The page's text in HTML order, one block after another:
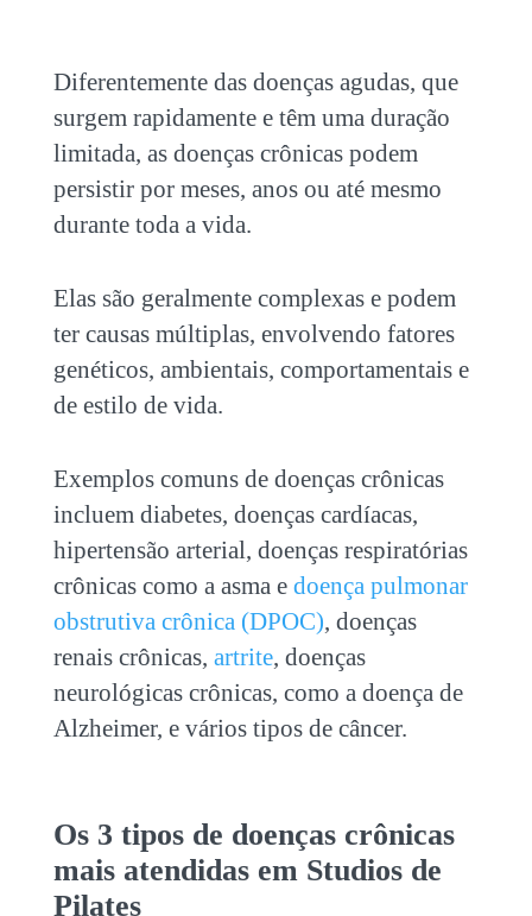
Diferentemente das doenças agudas, que
surgem rapidamente e têm uma duração
limitada, as doenças crônicas podem
persistir por meses, anos ou até mesmo
durante toda a vida.
Elas são geralmente complexas e podem
ter causas múltiplas, envolvendo fatores
genéticos, ambientais, comportamentais e
de estilo de vida.
Exemplos comuns de doenças crônicas
incluem diabetes, doenças cardíacas,
hipertensão arterial, doenças respiratórias
crônicas como a asma e doença pulmonar
obstrutiva crônica (DPOC), doenças
renais crônicas, artrite, doenças
neurológicas crônicas, como a doença de
Alzheimer, e vários tipos de câncer.
Os 3 tipos de doenças crônicas
mais atendidas em Studios de
Pilates